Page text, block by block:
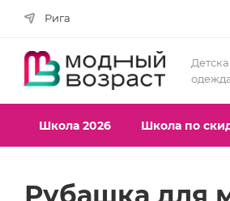
Рига
Школа 2026 Школа по